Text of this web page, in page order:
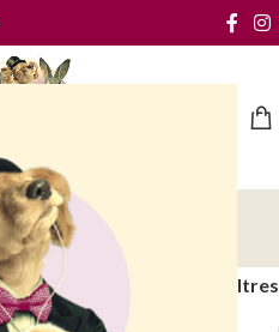
Homâ
Homâ Filtres